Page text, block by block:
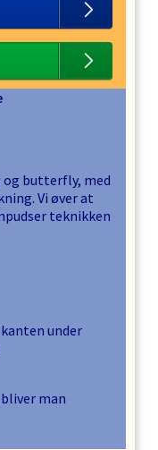
og butterfly, med
Vi øver at
teknikken
under
man